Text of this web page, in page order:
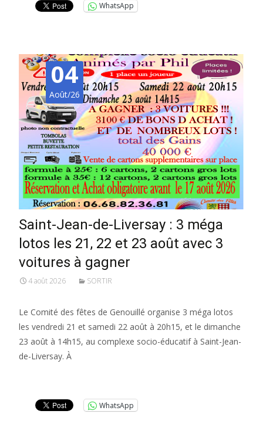
WhatsApp
04
Août/26
Saint-Jean-de-Liversay : 3 méga
lotos les 21, 22 et 23 août avec 3
voitures à gagner
4 août 2026 SORTIR
Le Comité des fêtes de Genouillé organise 3 méga lotos
les vendredi 21 et samedi 22 août à 20h15, et le dimanche
23 août à 14h15, au complexe socio-éducatif à Saint-Jean-
de-Liversay. À
WhatsApp